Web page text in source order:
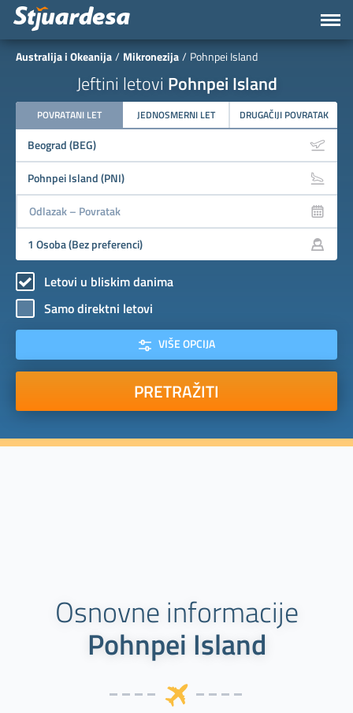
Australija i Okeanija Mikronezija Pohnpei Island
Jeftini letovi Pohnpei Island
POVRATANI LET JEDNOSMERNI LET DRUGAČIJI POVRATAK
Letovi u bliskim danima
Samo direktni letovi
VIŠE OPCIJA
PRETRAŽITI
Osnovne informacije
Pohnpei Island